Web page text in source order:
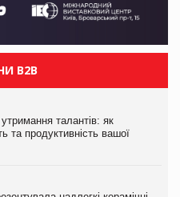
B2B
талантів: як
та продуктивність вашої